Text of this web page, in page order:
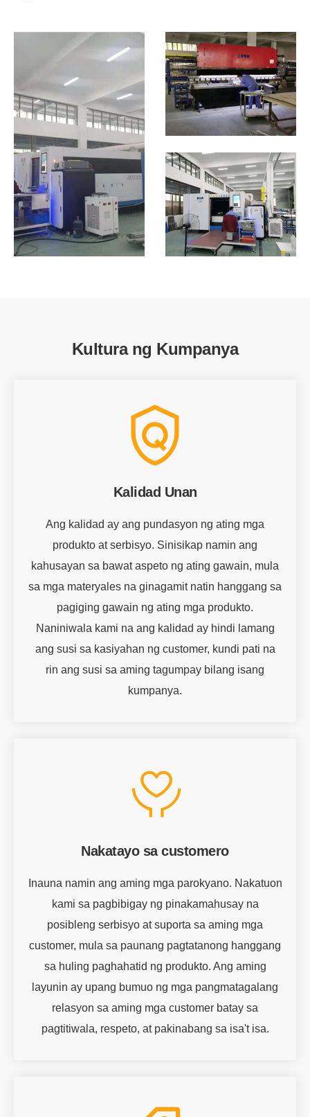
Kultura ng Kumpanya
Kalidad Unan
Ang kalidad ay ang pundasyon ng ating mga
produkto at serbisyo. Sinisikap namin ang
kahusayan sa bawat aspeto ng ating gawain, mula
sa mga materyales na ginagamit natin hanggang sa
pagiging gawain ng ating mga produkto.
Naniniwala kami na ang kalidad ay hindi lamang
ang susi sa kasiyahan ng customer, kundi pati na
rin ang susi sa aming tagumpay bilang isang
kumpanya.
Nakatayo sa customero
Inauna namin ang aming mga parokyano. Nakatuon
kami sa pagbibigay ng pinakamahusay na
posibleng serbisyo at suporta sa aming mga
customer, mula sa paunang pagtatanong hanggang
sa huling paghahatid ng produkto. Ang aming
layunin ay upang bumuo ng mga pangmatagalang
relasyon sa aming mga customer batay sa
pagtitiwala, respeto, at pakinabang sa isa't isa.